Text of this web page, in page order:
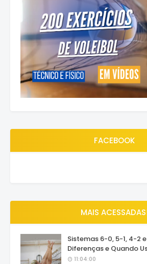
FACEBOOK
MAIS
Sistemas 6-0, 5-1, 4-2
Diferenças e Quando
11:04:00